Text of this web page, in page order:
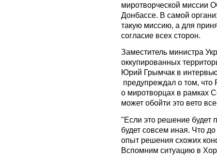
миротворческой миссии
Донбассе. В самой
такую миссию, а для
согласие всех сторон.
Заместитель министра
оккупированных
Юрий Грымчак в
предупреждал о том, что
о миротворцах в рамках
может обойти это вето
"Если это решение будет
будет совсем иная. Что
опыт решения схожих
Вспомним ситуацию в